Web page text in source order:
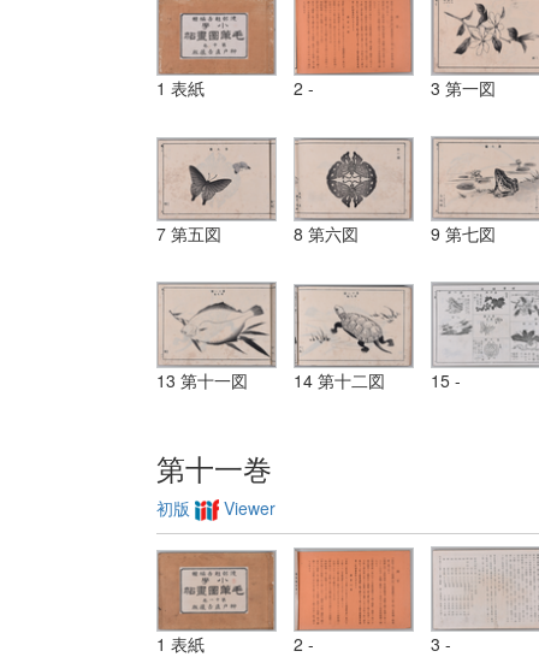
1 表紙 2 - 3 第一図
7 第五図 8 第六図 9 第七図
13 第十一図 14 第十二図 15 -
第十一巻
初版 Viewer
1 表紙 2 - 3 -